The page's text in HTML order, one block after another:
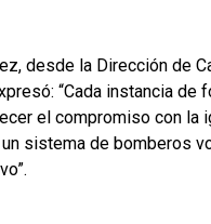
desde la Dirección de
“Cada instancia de
el compromiso con la
un sistema de bomberos